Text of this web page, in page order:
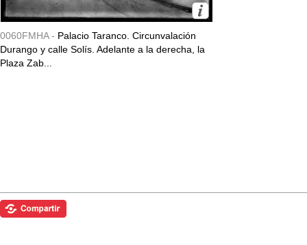
0060FMHA - Palacio Taranco. Circunvalación
Durango y calle Solís. Adelante a la derecha, la
Plaza Zab...